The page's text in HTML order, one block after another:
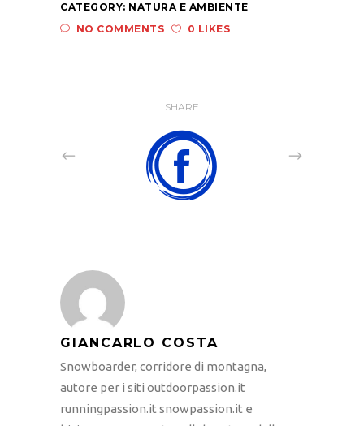
CATEGORY: NATURA E AMBIENTE
NO COMMENTS
0 LIKES
SHARE
GIANCARLO COSTA
Snowboarder, corridore di montagna,
autore per i siti outdoorpassion.it
runningpassion.it snowpassion.it e